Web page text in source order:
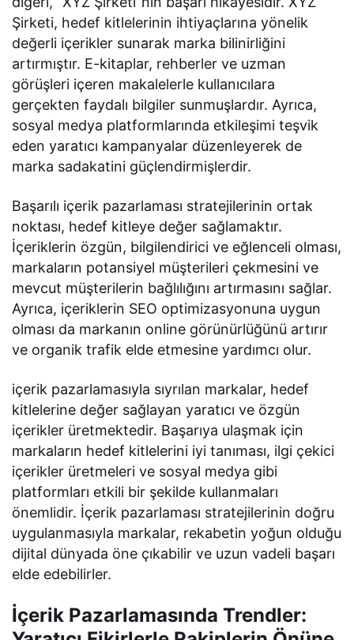
Şirketi, hedef kitlelerinin ihtiyaçlarına yönelik
değerli içerikler sunarak marka bilinirliğini
artırmıştır. E-kitaplar, rehberler ve uzman
görüşleri içeren makalelerle kullanıcılara
gerçekten faydalı bilgiler sunmuşlardır. Ayrıca,
sosyal medya platformlarında etkileşimi teşvik
eden yaratıcı kampanyalar düzenleyerek de
marka sadakatini güçlendirmişlerdir.
Başarılı içerik pazarlaması stratejilerinin ortak
noktası, hedef kitleye değer sağlamaktır.
İçeriklerin özgün, bilgilendirici ve eğlenceli olması,
markaların potansiyel müşterileri çekmesini ve
mevcut müşterilerin bağlılığını artırmasını sağlar.
Ayrıca, içeriklerin SEO optimizasyonuna uygun
olması da markanın online görünürlüğünü artırır
ve organik trafik elde etmesine yardımcı olur.
içerik pazarlamasıyla sıyrılan markalar, hedef
kitlelerine değer sağlayan yaratıcı ve özgün
içerikler üretmektedir. Başarıya ulaşmak için
markaların hedef kitlelerini iyi tanıması, ilgi çekici
içerikler üretmeleri ve sosyal medya gibi
platformları etkili bir şekilde kullanmaları
önemlidir. İçerik pazarlaması stratejilerinin doğru
uygulanmasıyla markalar, rekabetin yoğun olduğu
dijital dünyada öne çıkabilir ve uzun vadeli başarı
elde edebilirler.
İçerik Pazarlamasında Trendler: